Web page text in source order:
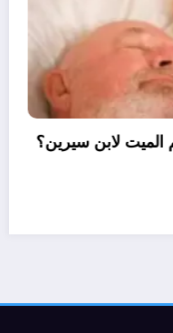
تعرف علي –